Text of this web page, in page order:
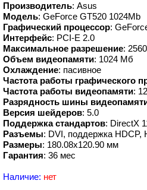
Производитель: Asus
Модель: GeForce GT520 1024Mb
Графический процессор:
Интерфейс: PCI-E 2.0
Максимальное разрешение:
Объем видеопамяти: 1024 Мб
Охлаждение: пасивное
Частота работы графического
Частота работы видеопамяти:
Разрядность шины
Версия шейдеров: 5.0
Поддержка стандартов: DirectX
Разъемы: DVI, поддержка HDCP,
Размеры: 180.08x120.90 мм
Гарантия: 36 мес
Наличие: нет